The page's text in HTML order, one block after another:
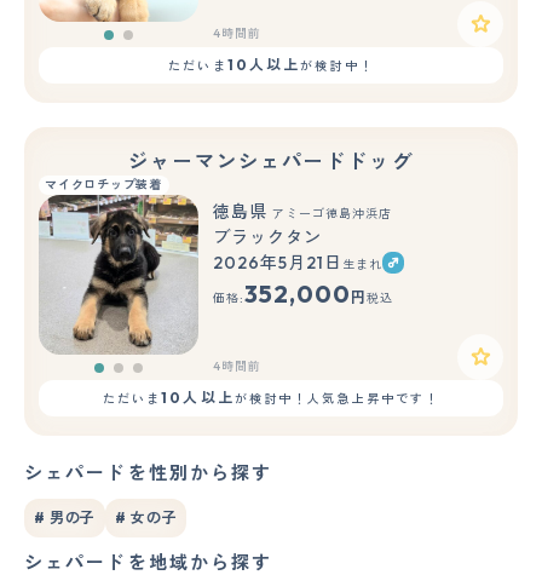
4時間前
ただいま 10人以上が検討中！
ジャーマンシェパードドッグ
マイクロチップ装着
もっと見る
徳島県 アミーゴ徳島沖浜店
ブラックタン
2026年5月21日 生まれ
価格:352,000 円 税込
4時間前
ただいま10人以上が検討中！人気急上昇中です！
シェパードを性別から探す
# 男の子 # 女の子
シェパードを地域から探す